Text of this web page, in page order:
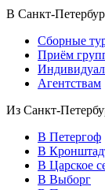
В Санкт-
Сборные
Приём
Агентствам
Из Санкт-
В Петергоф
В
В Царское
В Выборг